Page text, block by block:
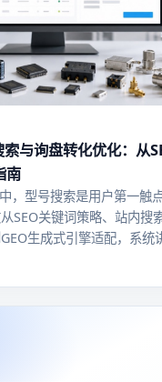
与询盘转化优化：从
南
，型号搜索是用户第一触
SEO关键词策略、站内搜
生成式引擎适配，系统
盘转化率，附可落地技术方